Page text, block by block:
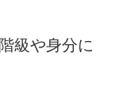
級や身分に